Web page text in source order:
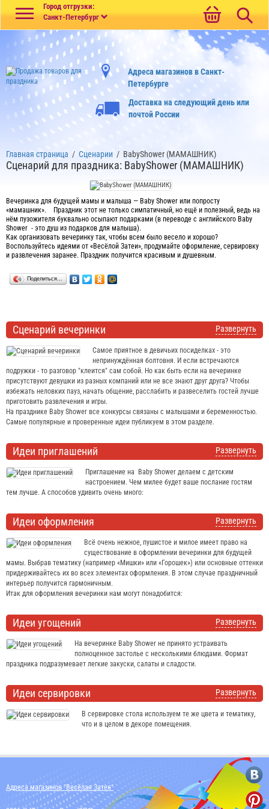
Город отгрузки:
Санкт-Петербург
Адреса магазинов в Санкт-
Петербурге
Доставка на следующий день или
почтой России
Главная страница / Сценарии / BabyShower (МАМАШНИК)
Сценарий для праздника: BabyShower (МАМАШНИК)
Вечеринка для будущей мамы и малыша — Baby Shower или попросту
«мамашник». Праздник этот не только симпатичный, но ещё и полезный, ведь на
нём пузожителя буквально осыпают подарками (в переводе с английского Baby
Shower - это душ из подарков для малыша).
Как организовать вечеринку так, чтобы всем было весело и хорошо?
Воспользуйтесь идеями от «Весёлой Затеи», продумайте оформление, сервировку
и развлечения заранее. Праздник получится красивым и душевным.
Поделиться…
Развернуть
Сценарий вечеринки
Самое приятное в девичьих посиделках - это
непринуждённая болтовня. И если встречаются
подружки - то разговор "клеится" сам собой. Но как быть если на вечеринке
присутствуют девушки из разных компаний или не все знают друг друга? Чтобы
избежать неловких пауз, начать общение, расслабить и развеселить гостей лучше
приготовить развлечения и игры.
На празднике Baby Shower все конкурсы связаны с малышами и беременностью.
Самые популярные и проверенные идеи публикуем в этом разделе.
Развернуть
Идеи приглашений
Приглашение на Baby Shower делаем с детским
настроением. Чем милее будет ваше послание гостям
тем лучше. А способов удивить очень много:
Развернуть
Идеи оформления
Всё очень нежное, пушистое и милое имеет право на
существование в оформлении вечеринки для будущей
мамы. Выбрав тематику (например «Мишки» или «Горошек») или основные оттенки
придерживайтесь их во всех элементах оформления. В этом случае праздничный
интерьер получится гармоничным.
Итак для оформления вечеринки нам могут понадобится:
Развернуть
Идеи угощений
На вечеринке Baby Shower не принято устраивать
полноценное застолье с несколькими блюдами. Формат
праздника подразумевает легкие закуски, салаты и сладости.
Развернуть
Идеи сервировки
В сервировке стола используем те же цвета и тематику,
что и в целом в декоре помещения.
Адреса магазинов "Весёлая Затея"